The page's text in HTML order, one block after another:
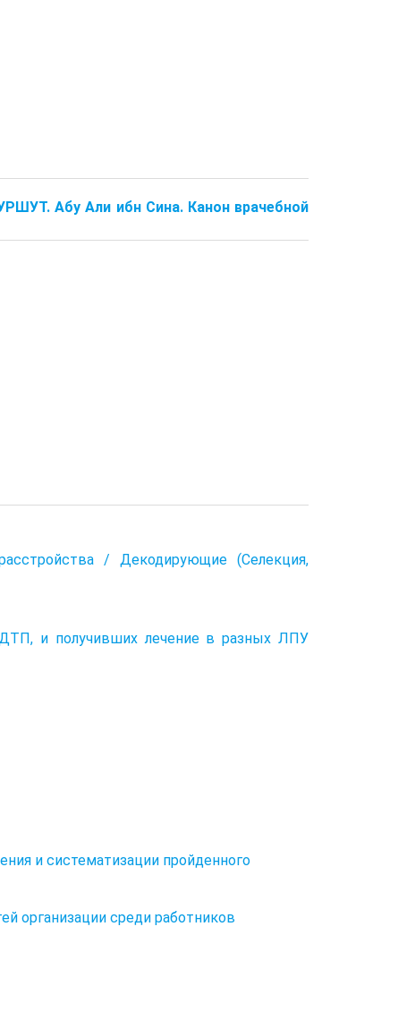
Абу Али ибн Сина. Канон врачебной
/ Декодирующие (Селекция,
ДТП, и получивших лечение в разных ЛПУ
и систематизации пройденного
организации среди работников